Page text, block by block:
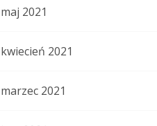
maj 2021
kwiecień 2021
marzec 2021